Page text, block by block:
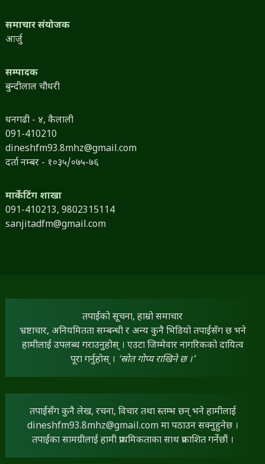
समाचार संयोजक
आर्जु
सम्पादक
बुन्दीलाल चौधरी
धनगढी - ४, कैलाली
091-410210
dineshfm93.8mhz@gmail.com
दर्ता नम्बर - १०३५/०७५-७६
मार्केटिंग शाखा
091-410213, 9802315114
sanjitadfm@gmail.com
तपाईंको सूचना, हाम्रो समाचार
भ्रष्टाचार, अनियमितता सम्बन्धी र अन्य कुनै भिडियो तपाईंसँग छ भने
हामीलाई उपलब्ध गराउनुहोस् । एउटा जिम्मेवार नागरिकको दायित्व
पूरा गर्नुहोस् । ‘स्रोत गोप्य राखिने छ ।’
तपाईंसँग कुनै लेख, रचना, विचार तथा स्तम्भ छन् भने हामीलाई
dineshfm93.8mhz@gmail.comमा पठाउन सक्नुहुनेछ ।
तपाईंका सामग्रीलाई हामी प्राथमिकताका साथ प्रकाशित गर्नेछौं ।